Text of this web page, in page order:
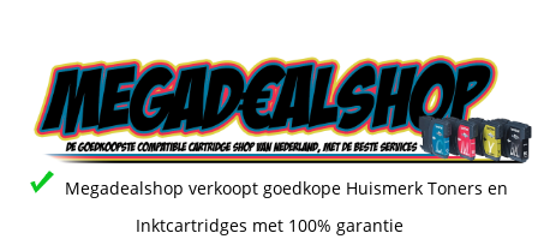
Megadealshop verkoopt goedkope Huismerk Toners en
Inktcartridges met 100% garantie